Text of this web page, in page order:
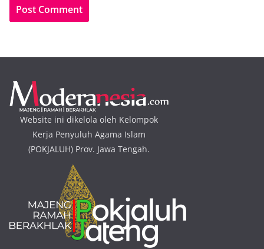
Website ini dikelola oleh Kelompok
Kerja Penyuluh Agama Islam
(POKJALUH) Prov. Jawa Tengah.